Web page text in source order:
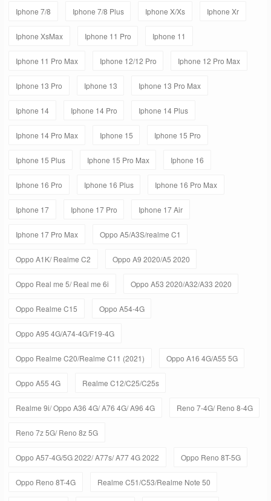
Iphone 7/8 Iphone 7/8 Plus Iphone X/Xs Iphone Xr
Iphone XsMax Iphone 11 Pro Iphone 11
Iphone 11 Pro Max Iphone 12/12 Pro Iphone 12 Pro Max
Iphone 13 Pro Iphone 13 Iphone 13 Pro Max
Iphone 14 Iphone 14 Pro Iphone 14 Plus
Iphone 14 Pro Max Iphone 15 Iphone 15 Pro
Iphone 15 Plus Iphone 15 Pro Max Iphone 16
Iphone 16 Pro Iphone 16 Plus Iphone 16 Pro Max
Iphone 17 Iphone 17 Pro Iphone 17 Air
Iphone 17 Pro Max Oppo A5/A3S/realme C1
Oppo A1K/ Realme C2 Oppo A9 2020/A5 2020
Oppo Real me 5/ Real me 6i Oppo A53 2020/A32/A33 2020
Oppo Realme C15 Oppo A54-4G
Oppo A95 4G/A74-4G/F19-4G
Oppo Realme C20/Realme C11 (2021) Oppo A16 4G/A55 5G
Oppo A55 4G Realme C12/C25/C25s
Realme 9i/ Oppo A36 4G/ A76 4G/ A96 4G Reno 7-4G/ Reno 8-4G
Reno 7z 5G/ Reno 8z 5G
Oppo A57-4G/5G 2022/ A77s/ A77 4G 2022 Oppo Reno 8T-5G
Oppo Reno 8T-4G Realme C51/C53/Realme Note 50